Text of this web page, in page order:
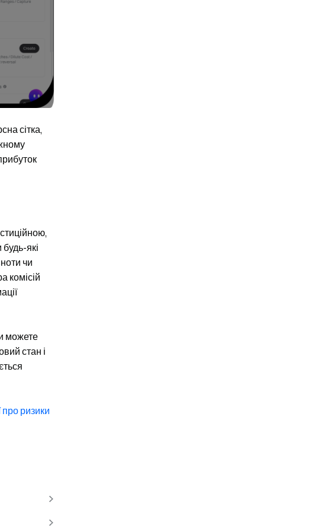
сітка,
які
чи
комісій
можете
стан і
про ризики